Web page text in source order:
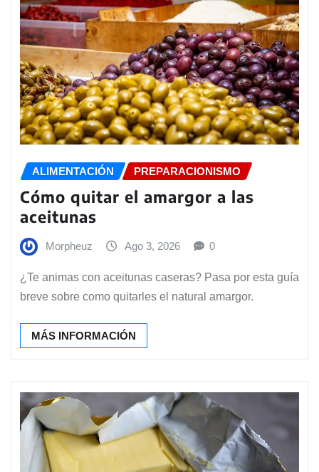
ALIMENTACIÓN PREPARACIONISMO
Cómo quitar el amargor a las
aceitunas
Morpheuz Ago 3, 2026 0
¿Te animas con aceitunas caseras? Pasa por esta guía
breve sobre como quitarles el natural amargor.
MÁS INFORMACIÓN